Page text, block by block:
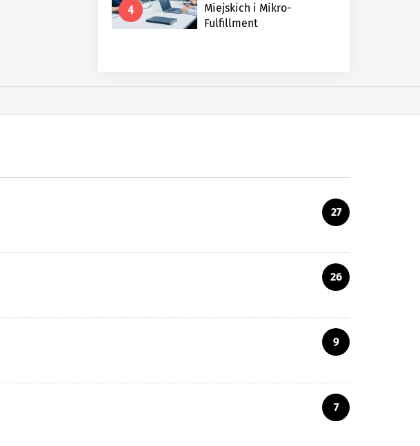
4
Miejskich i Mikro-
Fulfillment
27
26
9
7